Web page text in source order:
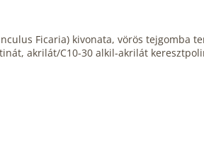
Ficaria) kivonata, vörös tejgomba
akrilát/C10-30 alkil-akrilát